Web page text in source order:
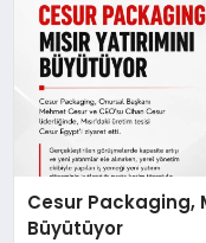
Cesur Packaging,
Büyütüyor